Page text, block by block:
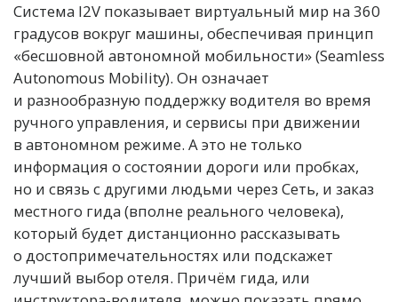
Система I2V показывает виртуальный мир на 360
градусов вокруг машины, обеспечивая принцип
«бесшовной автономной мобильности» (Seamless
Autonomous Mobility). Он означает
и разнообразную поддержку водителя во время
ручного управления, и сервисы при движении
в автономном режиме. А это не только
информация о состоянии дороги или пробках,
но и связь с другими людьми через Сеть, и заказ
местного гида (вполне реального человека),
который будет дистанционно рассказывать
о достопримечательностях или подскажет
лучший выбор отеля. Причём гида, или